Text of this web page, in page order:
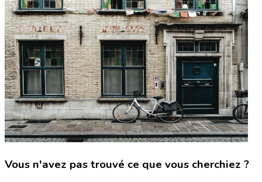
Vous n'avez pas trouvé ce que vous cherchiez ?